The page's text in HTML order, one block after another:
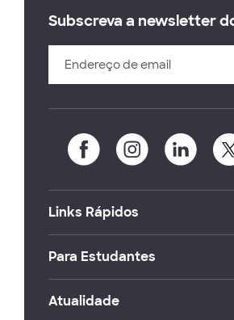
Subscreva a newsletter
Links Rápidos
Para Estudantes
Atualidade